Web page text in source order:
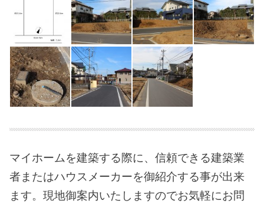
マイホームを建築する際に、信頼できる建築業
者またはハウスメーカーを御紹介する事が出来
ます。現地御案内いたしますのでお気軽にお問